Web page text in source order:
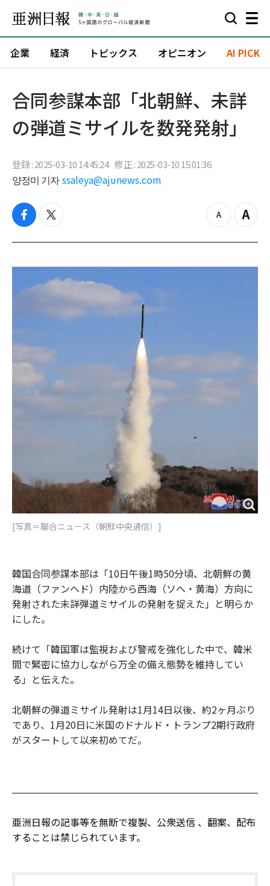
企業 経済 トピックス オピニオン AI PICK
合同参謀本部「北朝鮮、未詳
の弾道ミサイルを数発発射」
登録 : 2025-03-10 14:45:24 修正 : 2025-03-10 15:01:36
양정미 기자 ssaleya@ajunews.com
f
c
b
o
t
i
t
e
z
o
o
Z
o
i
[写真＝聯合ニュース（朝鮮中央通信）]
韓国合同参謀本部は「10日午後1時50分頃、北朝鮮の黄
海道（ファンヘド）内陸から西海（ソヘ・黄海）方向に
発射された未詳弾道ミサイルの発射を捉えた」と明らか
にした。
続けて「韓国軍は監視および警戒を強化した中で、韓米
間で緊密に協力しながら万全の備え態勢を維持してい
る」と伝えた。
北朝鮮の弾道ミサイル発射は1月14日以後、約2ヶ月ぶり
であり、1月20日に米国のドナルド・トランプ2期行政府
がスタートして以来初めてだ。
亜洲日報の記事等を無断で複製、公衆送信 、翻案、配布
することは禁じられています。